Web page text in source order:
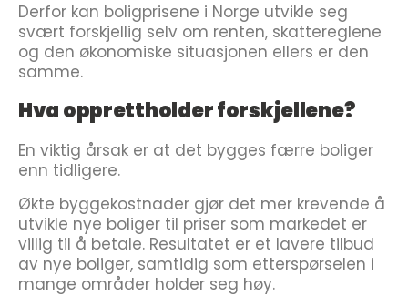
Derfor kan boligprisene i Norge utvikle seg
svært forskjellig selv om renten, skattereglene
og den økonomiske situasjonen ellers er den
samme.
Hva opprettholder forskjellene?
En viktig årsak er at det bygges færre boliger
enn tidligere.
Økte byggekostnader gjør det mer krevende å
utvikle nye boliger til priser som markedet er
villig til å betale. Resultatet er et lavere tilbud
av nye boliger, samtidig som etterspørselen i
mange områder holder seg høy.